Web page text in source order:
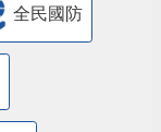
全民國防